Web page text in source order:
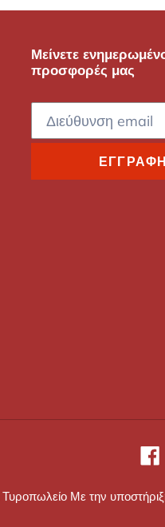
Μείνετε
προσφορές μας
ΕΓΓΡΑΦΉ
Τυροπωλείο Με την